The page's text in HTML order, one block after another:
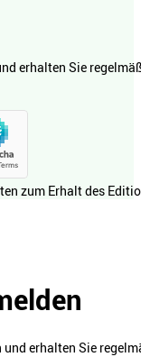
erhalten Sie
zum Erhalt des
erhalten Sie